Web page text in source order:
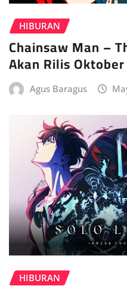
HIBURAN
Chainsaw Man –
Akan Rilis
Agus Baragus
HIBURAN